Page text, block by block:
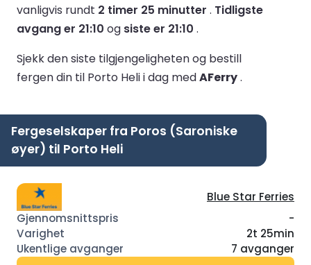
vanligvis rundt 2 timer 25 minutter . Tidligste
avgang er 21:10 og siste er 21:10 .
Sjekk den siste tilgjengeligheten og bestill
fergen din til Porto Heli i dag medAFerry.
Fergeselskaper fra Poros (Saroniske
øyer) til Porto Heli
Blue Star Ferries
-
2t 25min
7 avganger